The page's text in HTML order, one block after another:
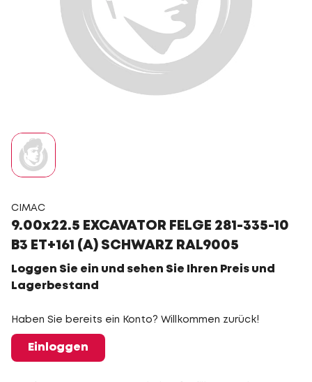
CIMAC
9.00x22.5 EXCAVATOR FELGE 281-335-10
B3 ET+161 (A) SCHWARZ RAL9005
Loggen Sie ein und sehen Sie Ihren Preis und
Lagerbestand
Haben Sie bereits ein Konto? Willkommen zurück!
Einloggen